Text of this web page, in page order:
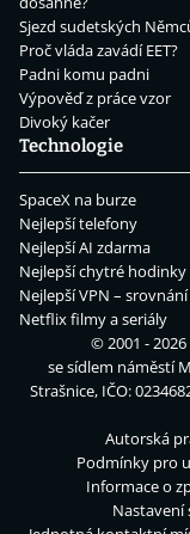
Sjezd sudetských
Proč vláda zavádí EET?
Padni komu padni
Výpověď z práce vzor
Divoký kačer
Technologie
SpaceX na burze
Nejlepší telefony
Nejlepší AI zdarma
Nejlepší chytré hodinky
Nejlepší VPN – srovnání
Netflix filmy a seriály
© 2001 -
se sídlem náměstí
Strašnice, IČO:
Autorská
Podmínky pro
Informace o